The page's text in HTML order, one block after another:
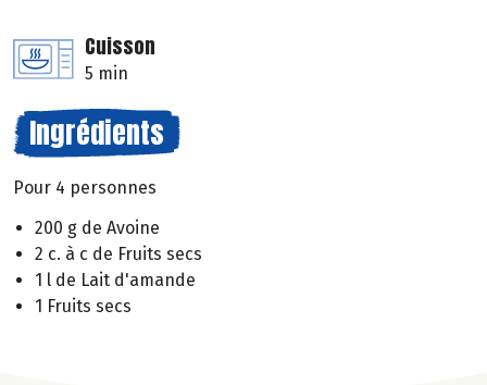
Cuisson
5 min
Ingrédients
Pour 4 personnes
200 g de Avoine
2 c. à c de Fruits secs
1 l de Lait d'amande
1 Fruits secs